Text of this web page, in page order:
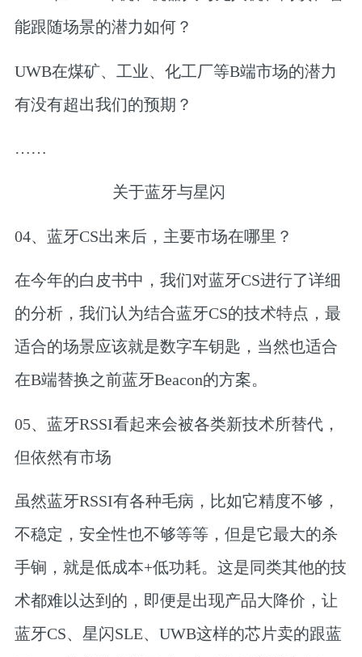
能跟随场景的潜力如何？
UWB在煤矿、工业、化工厂等B端市场的潜力
有没有超出我们的预期？
……
关于蓝牙与星闪
04、 蓝牙CS出来后，主要市场在哪里？
在今年的白皮书中，我们对蓝牙CS进行了详细
的分析，我们认为结合蓝牙CS的技术特点，最
适合的场景应该就是数字车钥匙，当然也适合
在B端替换之前蓝牙Beacon的方案。
05、 蓝牙RSSI看起来会被各类新技术所替代，
但依然有市场
虽然蓝牙RSSI有各种毛病，比如它精度不够，
不稳定，安全性也不够等等，但是它最大的杀
手锏， 就是低成本+低功耗。 这是同类其他的技
术都难以达到的，即便是出现产品大降价，让
蓝牙CS、星闪SLE、UWB这样的芯片卖的跟蓝